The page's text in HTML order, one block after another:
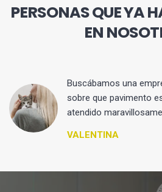
PERSONAS QUE YA
EN
Buscábamos una
sobre que pavimento
atendido
VALENTINA